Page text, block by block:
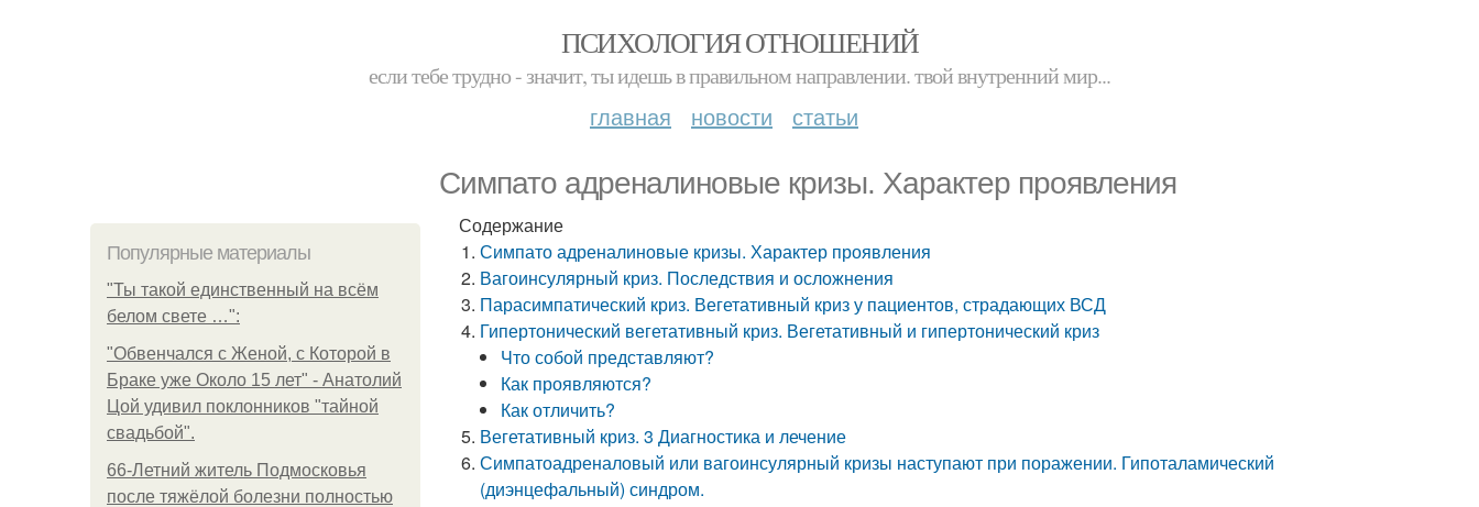
ПСИХОЛОГИЯ ОТНОШЕНИЙ
если тебе трудно - значит, ты идешь в правильном направлении. твой внутренний мир...
главная новости статьи
Симпато адреналиновые кризы. Характер проявления
Популярные материалы
"Ты такой единственный на всём
белом свете …":
"Обвенчался с Женой, с Которой в
Браке уже Около 15 лет" - Анатолий
Цой удивил поклонников "тайной
свадьбой".
66-Летний житель Подмосковья
после тяжёлой болезни полностью
Содержание
Симпато адреналиновые кризы. Характер проявления
Вагоинсулярный криз. Последствия и осложнения
Парасимпатический криз. Вегетативный криз у пациентов, страдающих ВСД
Гипертонический вегетативный криз. Вегетативный и гипертонический криз
Что собой представляют?
Как проявляются?
Как отличить?
Вегетативный криз. 3 Диагностика и лечение
Симпатоадреналовый или вагоинсулярный кризы наступают при поражении. Гипоталамический
(диэнцефальный) синдром.